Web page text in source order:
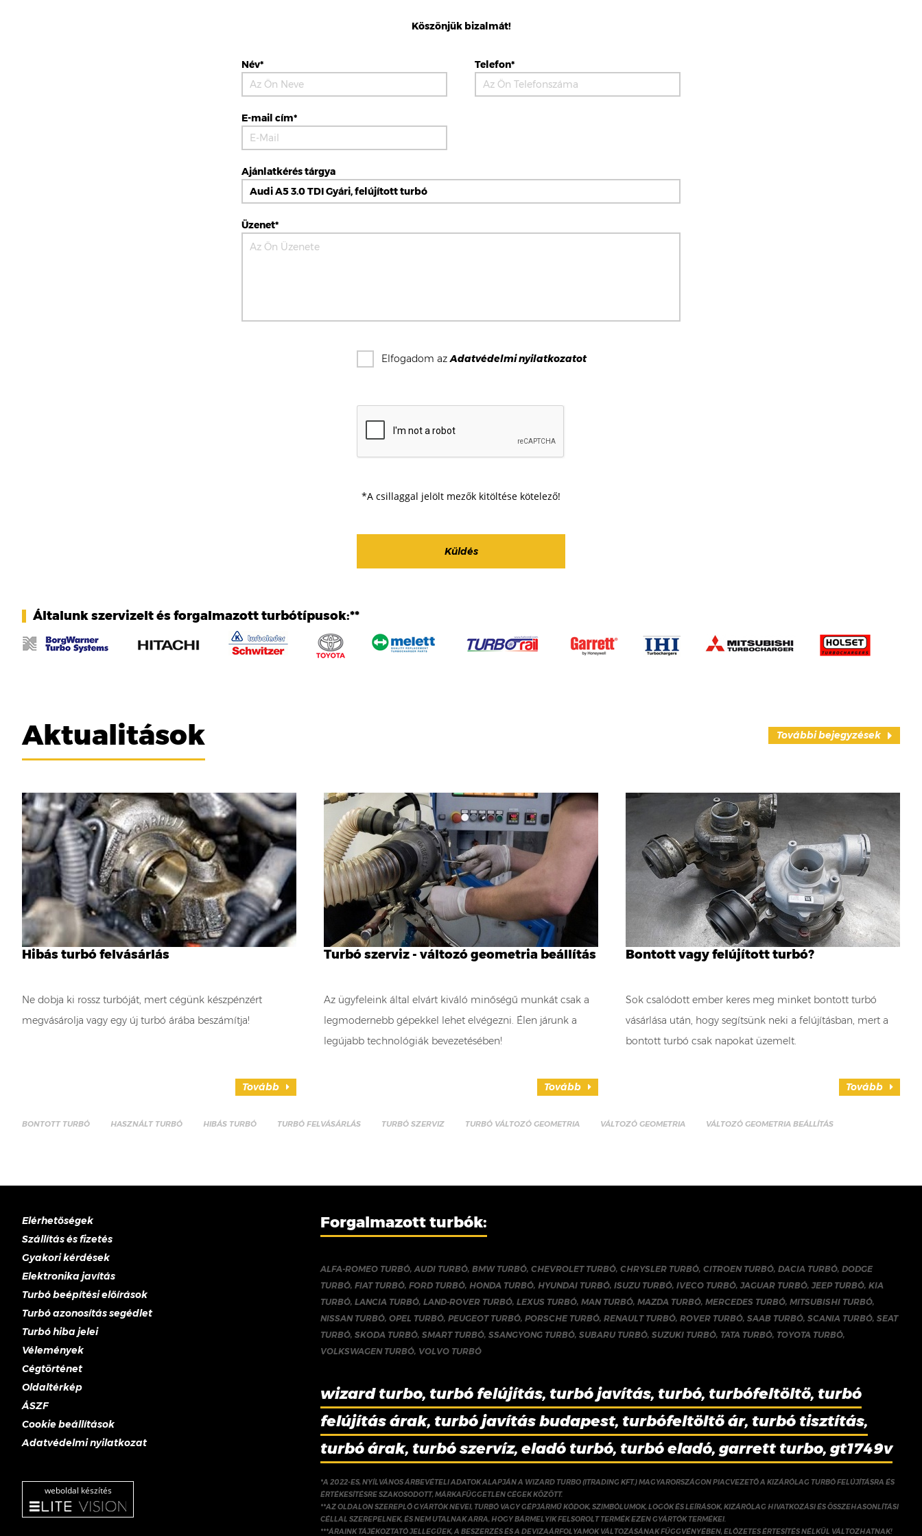
Köszönjük bizalmát!
Név* Telefon*
E-mail cím*
Ajánlatkérés tárgya
Üzenet*
Elfogadom azAdatvédelmi nyilatkozatot
*A csillaggal jelölt mezők kitöltése kötelező!
Általunk szervizelt és forgalmazott turbótípusok:**
Aktualitások További bejegyzések
Hibás turbó felvásárlás
Ne dobja ki rossz turbóját, mert cégünk készpénzért
megvásárolja vagy egy új turbó árába beszámítja!
Tovább
Turbó szerviz - változó geometria beállítás
Az ügyfeleink által elvárt kiváló minőségű munkát csak a
legmodernebb gépekkel lehet elvégezni. Élen járunk a
legújabb technológiák bevezetésében!
Tovább
Bontott vagy felújított turbó?
Sok csalódott ember keres meg minket bontott turbó
vásárlása után, hogy segítsünk neki a felújításban, mert a
bontott turbó csak napokat üzemelt.
Tovább
BONTOTT TURBÓ HASZNÁLT TURBÓ HIBÁS TURBÓ TURBÓ FELVÁSÁRLÁS TURBÓ SZERVIZ TURBÓ VÁLTOZÓ GEOMETRIA VÁLTOZÓ GEOMETRIA VÁLTOZÓ GEOMETRIA BEÁLLÍTÁS
Elérhetőségek
Szállítás és fizetés
Gyakori kérdések
Elektronika javítás
Turbó beépítési előírások
Turbó azonosítás segédlet
Turbó hiba jelei
Vélemények
Cégtörténet
Oldaltérkép
ÁSZF
Cookie beállítások
Adatvédelmi nyilatkozat
weboldal készítés
Forgalmazott turbók:
ALFA-ROMEO TURBÓ,AUDI TURBÓ, BMW TURBÓ, CHEVROLET TURBÓ, CHRYSLER TURBÓ, CITROEN TURBÓ, DACIA TURBÓ, DODGE
TURBÓ, FIAT TURBÓ, FORD TURBÓ, HONDA TURBÓ, HYUNDAI TURBÓ, ISUZU TURBÓ, IVECO TURBÓ, JAGUAR TURBÓ, JEEP TURBÓ, KIA
TURBÓ, LANCIA TURBÓ, LAND-ROVER TURBÓ, LEXUS TURBÓ, MAN TURBÓ, MAZDA TURBÓ, MERCEDES TURBÓ, MITSUBISHI TURBÓ,
NISSAN TURBÓ, OPEL TURBÓ, PEUGEOT TURBÓ, PORSCHE TURBÓ, RENAULT TURBÓ, ROVER TURBÓ, SAAB TURBÓ, SCANIA TURBÓ, SEAT
TURBÓ, SKODA TURBÓ, SMART TURBÓ, SSANGYONG TURBÓ, SUBARU TURBÓ, SUZUKI TURBÓ, TATA TURBÓ, TOYOTA TURBÓ,
VOLKSWAGEN TURBÓ, VOLVO TURBÓ
wizard turbo, turbó felújítás, turbó javítás, turbó, turbófeltöltő, turbó
felújítás árak, turbó javítás budapest, turbófeltöltő ár, turbó tisztítás,
turbó árak, turbó szervíz, eladó turbó, turbó eladó, garrett turbo, gt1749v
*A 2022-ES, NYÍLVÁNOS ÁRBEVÉTELI ADATOK ALAPJÁN A WIZARD TURBO (ITRADING KFT.) MAGYARORSZÁGON PIACVEZETŐ A KIZÁRÓLAG TURBÓ FELÚJÍTÁSRA ÉS
ÉRTÉKESÍTÉSRE SZAKOSODOTT, MÁRKAFÜGGETLEN CÉGEK KÖZÖTT.
**AZ OLDALON SZEREPLŐ GYÁRTÓK NEVEI, TURBÓ VAGY GÉPJÁRMŰ KÓDOK, SZIMBÓLUMOK, LOGÓK ÉS LEÍRÁSOK, KIZÁRÓLAG HIVATKOZÁSI ÉS ÖSSZEHASONLÍTÁSI
CÉLLAL SZEREPELNEK, ÉS NEM UTALNAK ARRA, HOGY BÁRMELYIK FELSOROLT TERMÉK EZEN GYÁRTÓK TERMÉKEI.
***ÁRAINK TÁJÉKOZTATÓ JELLEGŰEK, A BESZERZÉS ÉS A DEVIZAÁRFOLYAMOK VÁLTOZÁSÁNAK FÜGGVÉNYÉBEN, ELŐZETES ÉRTESÍTÉS NÉLKÜL VÁLTOZHATNAK!